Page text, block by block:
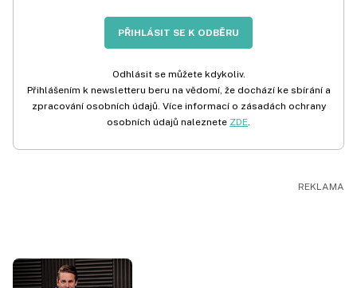
PŘIHLÁSIT SE K ODBĚRU
Odhlásit se můžete kdykoliv.
Přihlášením k newsletteru beru na vědomí, že dochází ke sbírání a
zpracování osobních údajů. Více informací o zásadách ochrany
osobních údajů naleznete ZDE.